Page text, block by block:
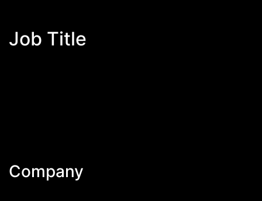
Job Title
Company